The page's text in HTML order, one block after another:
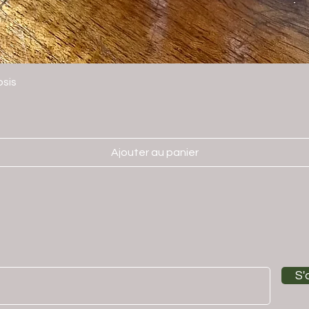
Ajouter au panier